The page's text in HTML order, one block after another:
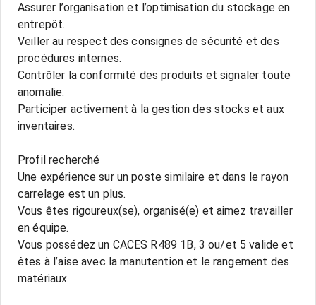
Assurer l’organisation et l’optimisation du stockage en
entrepôt.
Veiller au respect des consignes de sécurité et des
procédures internes.
Contrôler la conformité des produits et signaler toute
anomalie.
Participer activement à la gestion des stocks et aux
inventaires.
Profil recherché
Une expérience sur un poste similaire et dans le rayon
carrelage est un plus.
Vous êtes rigoureux(se), organisé(e) et aimez travailler
en équipe.
Vous possédez un CACES R489 1B, 3 ou/et 5 valide et
êtes à l’aise avec la manutention et le rangement des
matériaux.